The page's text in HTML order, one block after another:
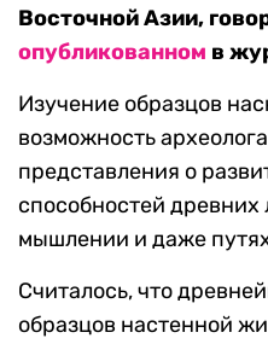
Восточной Азии,
опубликованном в
Изучение образцов
возможность
представления о
способностей
мышлении и даже
Считалось, что
образцов настенной